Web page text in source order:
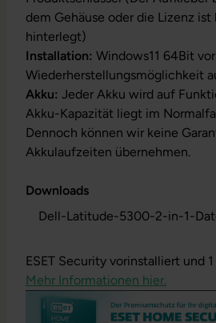
dem Gehäuse oder die Lizenz
hinterlegt)
Installation: Windows11 64Bit
Wiederherstellungsmöglichkeit
Akku: Jeder Akku wird auf
Akku-Kapazität liegt im
Dennoch können wir keine
Akkulaufzeiten übernehmen.
Downloads
Dell-Latitude-5300-2-in-1-
ESET Security vorinstalliert und
Mehr Informationen hier.